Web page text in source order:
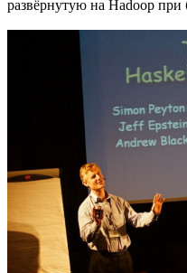
развёрнутую на Hadoop